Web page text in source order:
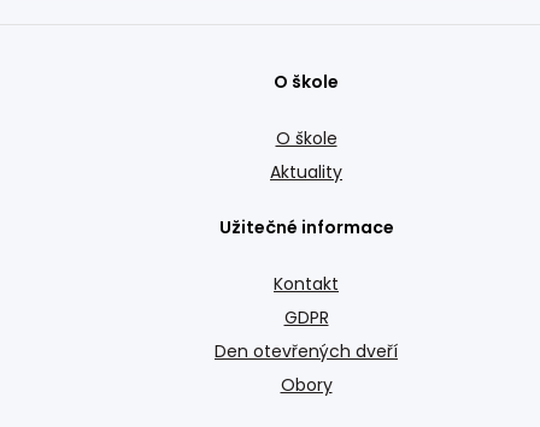
O škole
O škole
Aktuality
Užitečné informace
Kontakt
GDPR
Den otevřených dveří
Obory